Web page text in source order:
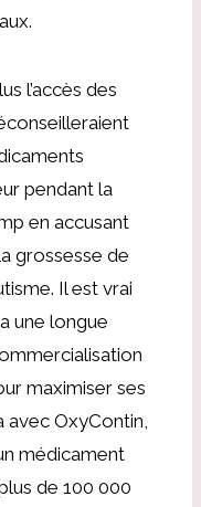
l’accès des
pendant la
en accusant
grossesse de
Il est vrai
une longue
maximiser ses
OxyContin,
médicament
de 100 000